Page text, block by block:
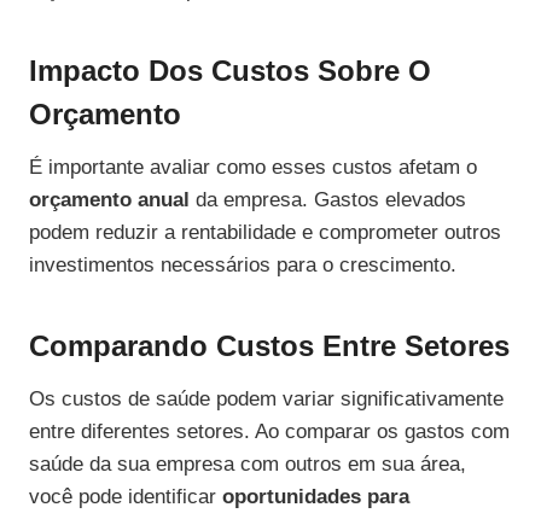
Impacto Dos Custos Sobre O
Orçamento
É importante avaliar como esses custos afetam o
orçamento anual da empresa. Gastos elevados
podem reduzir a rentabilidade e comprometer outros
investimentos necessários para o crescimento.
Comparando Custos Entre Setores
Os custos de saúde podem variar significativamente
entre diferentes setores. Ao comparar os gastos com
saúde da sua empresa com outros em sua área,
você pode identificar oportunidades para